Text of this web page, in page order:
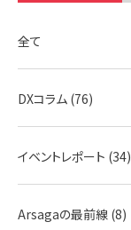
全て
DXコラム (76)
イベントレポート (34)
Arsagaの最前線 (8)